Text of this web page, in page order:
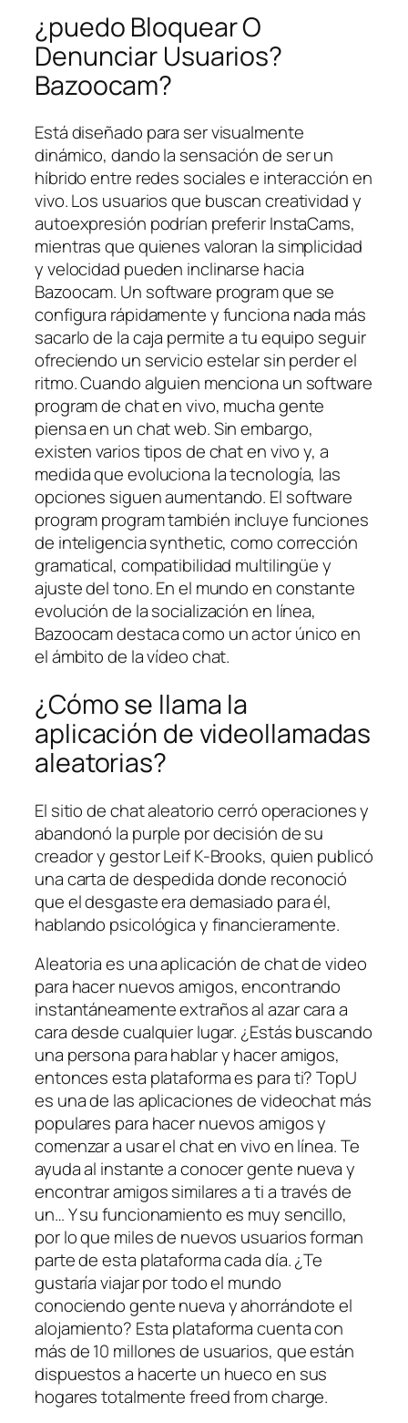
¿puedo Bloquear O
Denunciar Usuarios?
Bazoocam?
Está diseñado para ser visualmente
dinámico, dando la sensación de ser un
híbrido entre redes sociales e interacción en
vivo. Los usuarios que buscan creatividad y
autoexpresión podrían preferir InstaCams,
mientras que quienes valoran la simplicidad
y velocidad pueden inclinarse hacia
Bazoocam. Un software program que se
configura rápidamente y funciona nada más
sacarlo de la caja permite a tu equipo seguir
ofreciendo un servicio estelar sin perder el
ritmo. Cuando alguien menciona un software
program de chat en vivo, mucha gente
piensa en un chat web. Sin embargo,
existen varios tipos de chat en vivo y, a
medida que evoluciona la tecnología, las
opciones siguen aumentando. El software
program program también incluye funciones
de inteligencia synthetic, como corrección
gramatical, compatibilidad multilingüe y
ajuste del tono. En el mundo en constante
evolución de la socialización en línea,
Bazoocam destaca como un actor único en
el ámbito de la vídeo chat.
¿Cómo se llama la
aplicación de videollamadas
aleatorias?
El sitio de chat aleatorio cerró operaciones y
abandonó la purple por decisión de su
creador y gestor Leif K-Brooks, quien publicó
una carta de despedida donde reconoció
que el desgaste era demasiado para él,
hablando psicológica y financieramente.
Aleatoria es una aplicación de chat de video
para hacer nuevos amigos, encontrando
instantáneamente extraños al azar cara a
cara desde cualquier lugar. ¿Estás buscando
una persona para hablar y hacer amigos,
entonces esta plataforma es para ti? TopU
es una de las aplicaciones de videochat más
populares para hacer nuevos amigos y
comenzar a usar el chat en vivo en línea. Te
ayuda al instante a conocer gente nueva y
encontrar amigos similares a ti a través de
un… Y su funcionamiento es muy sencillo,
por lo que miles de nuevos usuarios forman
parte de esta plataforma cada día. ¿Te
gustaría viajar por todo el mundo
conociendo gente nueva y ahorrándote el
alojamiento? Esta plataforma cuenta con
más de 10 millones de usuarios, que están
dispuestos a hacerte un hueco en sus
hogares totalmente freed from charge.